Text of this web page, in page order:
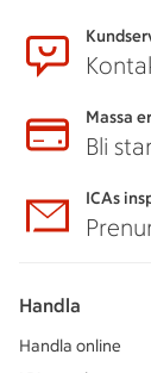
Massa
Bli
ICAs
Handla
Handla online